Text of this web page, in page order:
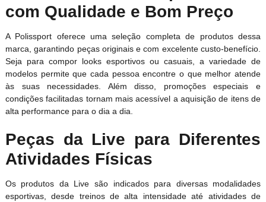
com Qualidade e Bom Preço
A Polissport oferece uma seleção completa de produtos dessa
marca, garantindo peças originais e com excelente custo-benefício.
Seja para compor looks esportivos ou casuais, a variedade de
modelos permite que cada pessoa encontre o que melhor atende
às suas necessidades. Além disso, promoções especiais e
condições facilitadas tornam mais acessível a aquisição de itens de
alta performance para o dia a dia.
Peças da Live para Diferentes
Atividades Físicas
Os produtos da Live são indicados para diversas modalidades
esportivas, desde treinos de alta intensidade até atividades de